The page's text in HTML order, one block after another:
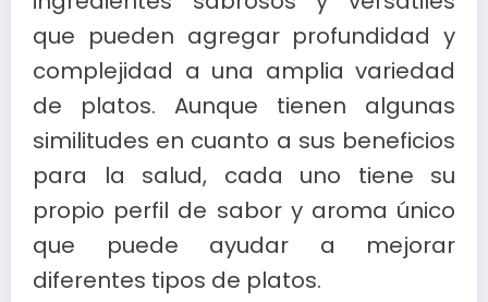
que pueden agregar profundidad y
complejidad a una amplia variedad
de platos. Aunque tienen algunas
similitudes en cuanto a sus beneficios
para la salud, cada uno tiene su
propio perfil de sabor y aroma único
que puede ayudar a mejorar
diferentes tipos de platos.